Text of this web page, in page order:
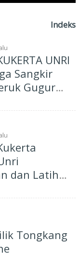
Indeks
UNRI
Sangkir
Gugur
dan Latih
Tongkang